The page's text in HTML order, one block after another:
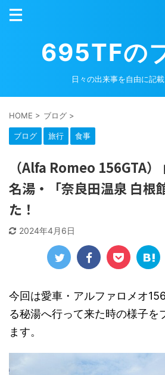
695TFの
日々の出来事を自由に記載
HOME > ブログ >
ブログ 旅行 食事
（Alfa Romeo 156GTA
名湯・「奈良田温泉 白根
た！
2024年4月6日
今回は愛車・アルファロメオ
る秘湯へ行って来た時の様子を
ます。